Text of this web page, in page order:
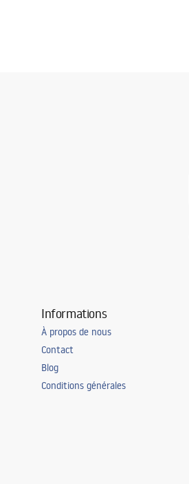
Informations
À propos de nous
Contact
Blog
Conditions générales